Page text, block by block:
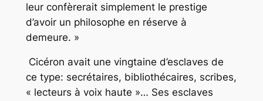
leur confèrerait simplement le prestige
d’avoir un philosophe en réserve à
demeure. »
Cicéron avait une vingtaine d’esclaves de
ce type: secrétaires, bibliothécaires, scribes,
« lecteurs à voix haute »… Ses esclaves